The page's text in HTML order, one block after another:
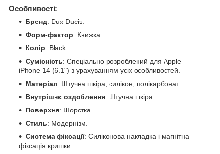
Особливості:
Бренд: Dux Ducis.
Форм-фактор: Книжка.
Колір: Black.
Сумісність: Спеціально розроблений для Apple
iPhone 14 (6.1") з урахуванням усіх особливостей.
Матеріал: Штучна шкіра, силікон, полікарбонат.
Внутрішнє оздоблення: Штучна шкіра.
Поверхня: Шорстка.
Стиль: Модернізм.
Система фіксації: Силіконова накладка і магнітна
фіксація кришки.